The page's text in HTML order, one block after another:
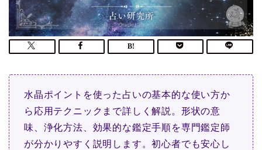
水晶ポイントを使った占いの基本的な使い方か
ら応用テクニックまで詳しく解説。形状の意
味、浄化方法、効果的な鑑定手順を専門鑑定師
が分かりやすく説明します。初心者でも安心し